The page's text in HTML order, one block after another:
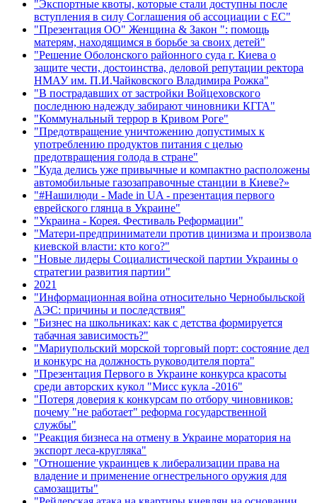
"Экспортные квоты, которые стали доступны после
вступления в силу Соглашения об ассоциации с ЕС"
"Презентация ОО" Женщина & Закон ": помощь
матерям, находящимся в борьбе за своих детей"
"Решение Оболонского районного суда г. Киева о
защите чести, достоинства, деловой репутации ректора
НМАУ им. П.И.Чайковского Владимира Рожка"
"В пострадавших от застройки Войцеховского
последнюю надежду забирают чиновники КГГА"
"Коммунальный террор в Кривом Роге"
"Предотвращение уничтожению допустимых к
употреблению продуктов питания с целью
предотвращения голода в стране"
"Куда делись уже привычные и компактно расположены
автомобильные газозаправочные станции в Киеве?»
"#Нашилюди - Made in UA - презентация первого
еврейского глянца в Украине"
"Украина - Корея. Фестиваль Реформации"
"Матери-предприниматели против цинизма и произвола
киевской власти: кто кого?"
"Новые лидеры Социалистической партии Украины о
стратегии развития партии"
2021
"Информационная война относительно Чернобыльской
АЭС: причины и последствия"
"Бизнес на школьниках: как с детства формируется
табачная зависимость?"
"Мариупольский морской торговый порт: состояние дел
и конкурс на должность руководителя порта"
"Презентация Первого в Украине конкурса красоты
среди авторских кукол "Мисс кукла -2016"
"Потеря доверия к конкурсам по отбору чиновников:
почему "не работает" реформа государственной
службы"
"Реакция бизнеса на отмену в Украине моратория на
экспорт леса-кругляка"
"Отношение украинцев к либерализации права на
владение и применение огнестрельного оружия для
самозащиты"